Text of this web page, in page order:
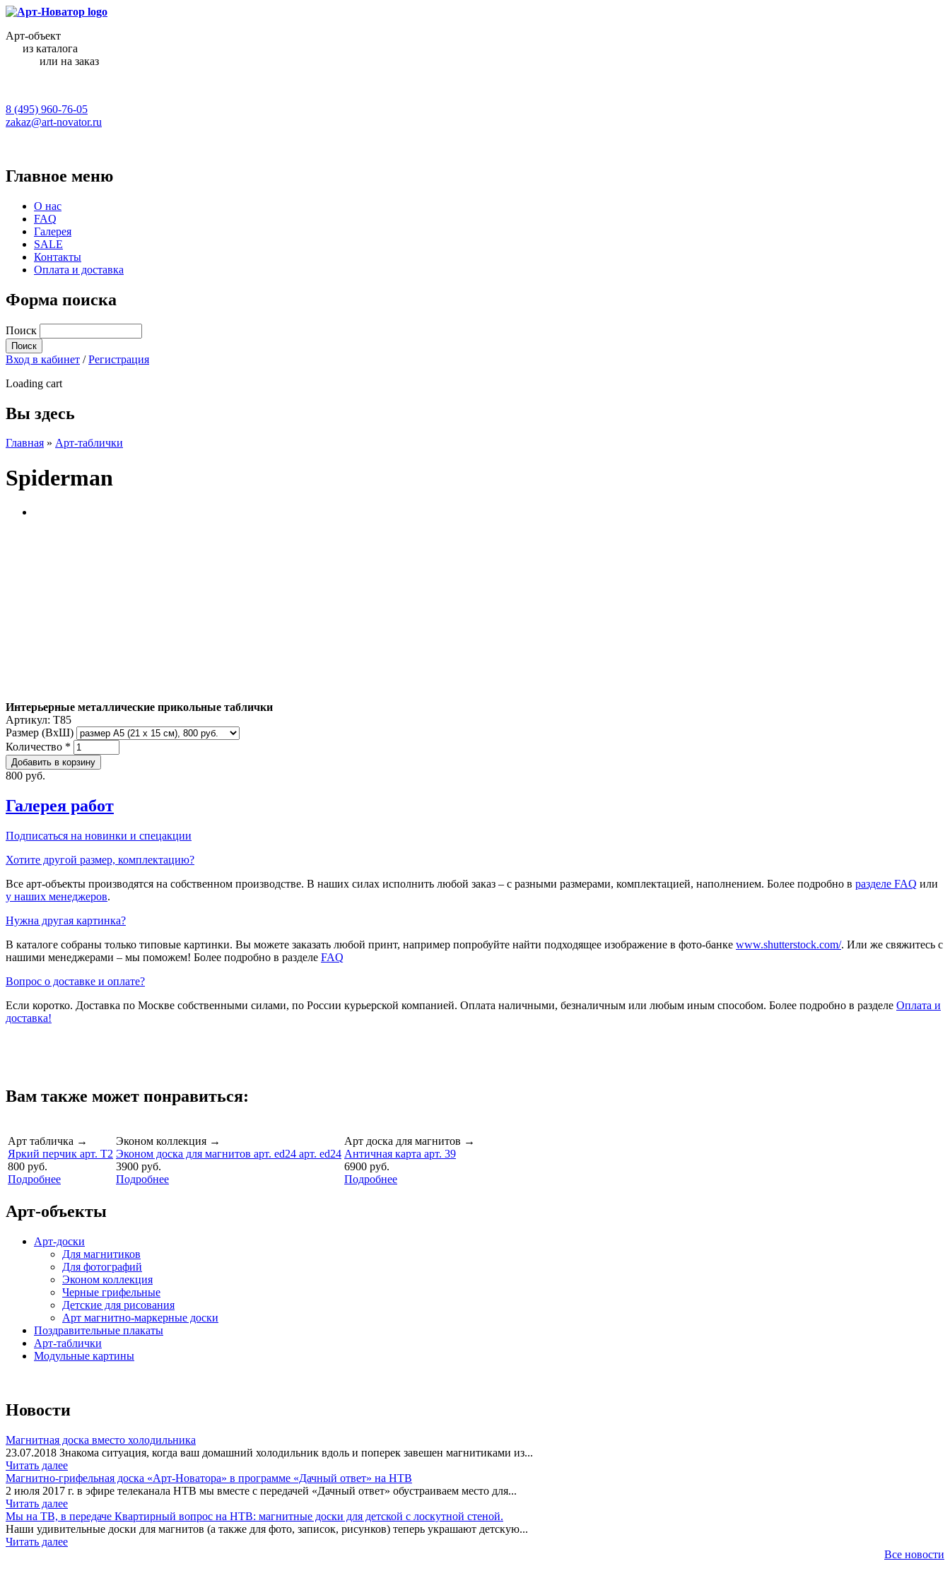
Арт-объект
из каталога
или на заказ
8 (495) 960-76-05
zakaz@art-novator.ru
Главное меню
О нас
FAQ
Галерея
SALE
Контакты
Оплата и доставка
Форма поиска
Поиск
Вход в кабинет /Регистрация
Loading cart
Вы здесь
Главная » Арт-таблички
Spiderman
Интерьерные металлические прикольные таблички
Артикул: T85
Размер (ВxШ)
Количество *
800 руб.
Галерея работ
Подписаться на новинки и спецакции
Хотите другой размер, комплектацию?
Все арт-объекты производятся на собственном производстве. В наших силах исполнить любой заказ – с разными размерами, комплектацией, наполнением. Более подробно в разделе FAQ или
у наших менеджеров.
Нужна другая картинка?
В каталоге собраны только типовые картинки. Вы можете заказать любой принт, например попробуйте найти подходящее изображение в фото-банке www.shutterstock.com/. Или же свяжитесь с
нашими менеджерами – мы поможем! Более подробно в разделе FAQ
Вопрос о доставке и оплате?
Если коротко. Доставка по Москве собственными силами, по России курьерской компанией. Оплата наличными, безналичным или любым иным способом. Более подробно в разделе Оплата и
доставка!
Вам также может понравиться:
Арт табличка →
Яркий перчик арт. T2
800 руб.
Подробнее
Эконом коллекция →
Эконом доска для магнитов арт. ed24 арт. ed24
3900 руб.
Подробнее
Арт доска для магнитов →
Античная карта арт. 39
6900 руб.
Подробнее
Арт-объекты
Арт-доски
Для магнитиков
Для фотографий
Эконом коллекция
Черные грифельные
Детские для рисования
Арт магнитно-маркерные доски
Поздравительные плакаты
Арт-таблички
Модульные картины
Новости
Магнитная доска вместо холодильника
23.07.2018 Знакома ситуация, когда ваш домашний холодильник вдоль и поперек завешен магнитиками из...
Читать далее
Магнитно-грифельная доска «Арт-Новатора» в программе «Дачный ответ» на НТВ
2 июля 2017 г. в эфире телеканала НТВ мы вместе с передачей «Дачный ответ» обустраиваем место для...
Читать далее
Мы на ТВ, в передаче Квартирный вопрос на НТВ: магнитные доски для детской с лоскутной стеной.
Наши удивительные доски для магнитов (а также для фото, записок, рисунков) теперь украшают детскую...
Читать далее
Все новости